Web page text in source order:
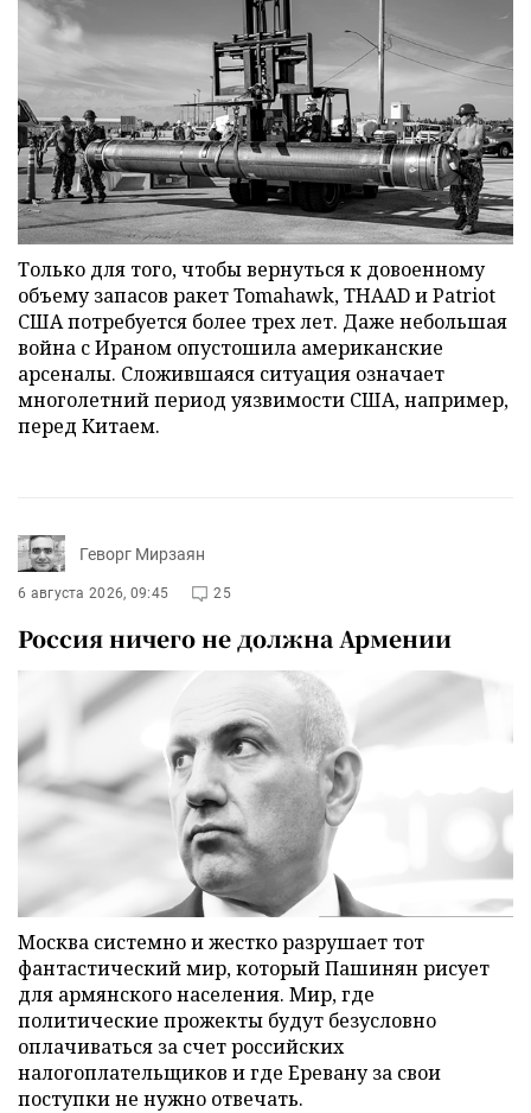
Только для того, чтобы вернуться к довоенному
объему запасов ракет Tomahawk, THAAD и Patriot
США потребуется более трех лет. Даже небольшая
война с Ираном опустошила американские
арсеналы. Сложившаяся ситуация означает
многолетний период уязвимости США, например,
перед Китаем.
Геворг Мирзаян
6 августа 2026, 09:45 25
Россия ничего не должна Армении
Москва системно и жестко разрушает тот
фантастический мир, который Пашинян рисует
для армянского населения. Мир, где
политические прожекты будут безусловно
оплачиваться за счет российских
налогоплательщиков и где Еревану за свои
поступки не нужно отвечать.